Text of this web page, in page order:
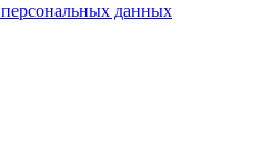
персональных данных